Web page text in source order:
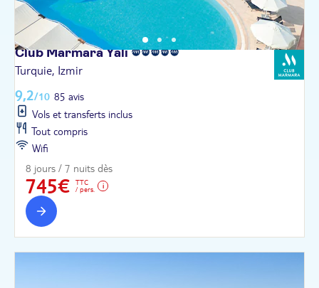
Club MarmaraYali
Turquie, Izmir
9,2/10 85 avis
Vols et transferts inclus
Tout compris
Wifi
8 jours / 7 nuits dès
745€
TTC
/ pers.